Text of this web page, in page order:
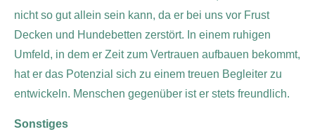
nicht so gut allein sein kann, da er bei uns vor Frust
Decken und Hundebetten zerstört. In einem ruhigen
Umfeld, in dem er Zeit zum Vertrauen aufbauen bekommt,
hat er das Potenzial sich zu einem treuen Begleiter zu
entwickeln. Menschen gegenüber ist er stets freundlich.
Sonstiges